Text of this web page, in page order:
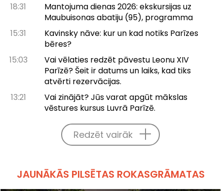
18:31
Mantojuma dienas 2026: ekskursijas uz
Maubuisonas abatiju (95), programma
15:31
Kavinsky nāve: kur un kad notiks Parīzes
bēres?
15:03
Vai vēlaties redzēt pāvestu Leonu XIV
Parīzē? Šeit ir datums un laiks, kad tiks
atvērti rezervācijas.
13:21
Vai zinājāt? Jūs varat apgūt mākslas
vēstures kursus Luvrā Parīzē.
Redzēt vairāk
JAUNĀKĀS PILSĒTAS ROKASGRĀMATAS